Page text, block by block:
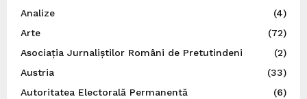
Analize
(4)
Arte
(72)
Asociația Jurnaliștilor Români de Pretutindeni
(2)
Austria
(33)
Autoritatea Electorală Permanentă
(6)